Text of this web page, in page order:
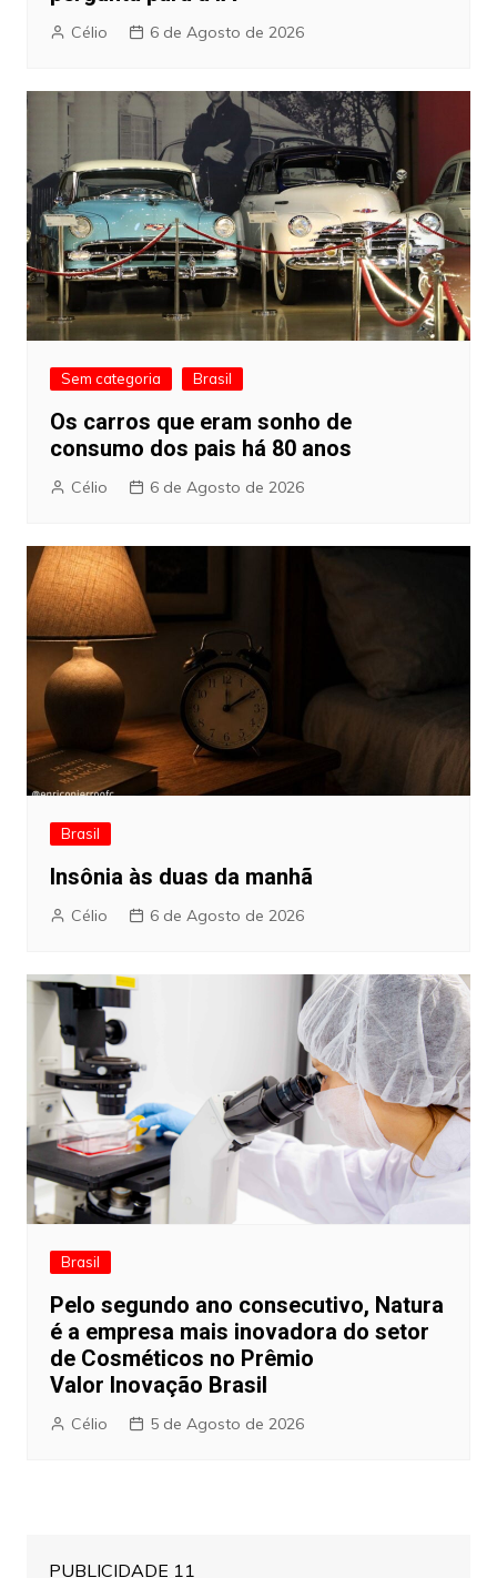
Célio 6 de Agosto de 2026
Sem categoria Brasil
Os carros que eram sonho de
consumo dos pais há 80 anos
Célio 6 de Agosto de 2026
Brasil
Insônia às duas da manhã
Célio 6 de Agosto de 2026
Brasil
Pelo segundo ano consecutivo, Natura
é a empresa mais inovadora do setor
de Cosméticos no Prêmio
Valor Inovação Brasil
Célio 5 de Agosto de 2026
PUBLICIDADE 11